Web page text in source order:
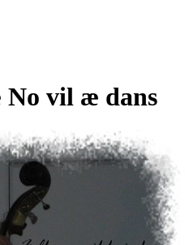
vil æ dans